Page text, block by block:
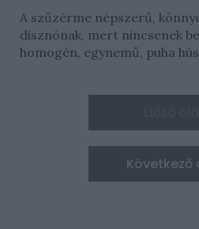
A szűzérme népszerű,
disznónak, mert nincsenek
homogén, egynemű, puha
Következő